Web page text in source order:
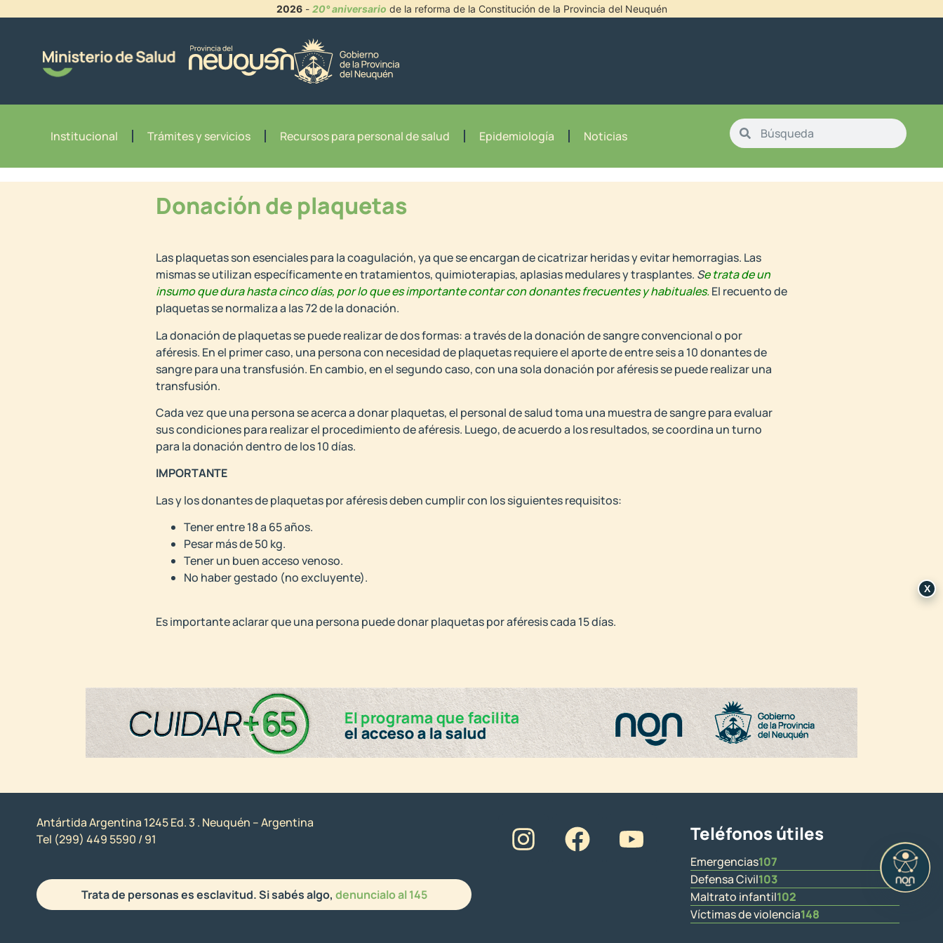
2026- 20° aniversario de la reforma de la Constitución de la Provincia del Neuquén
Institucional Trámites y servicios Recursos para personal de salud Epidemiología Noticias
Donación de plaquetas
Las plaquetas son esenciales para la coagulación, ya que se encargan de cicatrizar heridas y evitar hemorragias. Las
mismas se utilizan específicamente en tratamientos, quimioterapias, aplasias medulares y trasplantes. Se trata de un
insumo que dura hasta cinco días, por lo que es importante contar con donantes frecuentes y habituales.El recuento de
plaquetas se normaliza a las 72 de la donación.
La donación de plaquetas se puede realizar de dos formas: a través de la donación de sangre convencional o por
aféresis. En el primer caso, una persona con necesidad de plaquetas requiere el aporte de entre seis a 10 donantes de
sangre para una transfusión. En cambio, en el segundo caso, con una sola donación por aféresis se puede realizar una
transfusión.
Cada vez que una persona se acerca a donar plaquetas, el personal de salud toma una muestra de sangre para evaluar
sus condiciones para realizar el procedimiento de aféresis. Luego, de acuerdo a los resultados, se coordina un turno
para la donación dentro de los 10 días.
IMPORTANTE
Las y los donantes de plaquetas por aféresis deben cumplir con los siguientes requisitos:
Tener entre 18 a 65 años.
Pesar más de 50 kg.
Tener un buen acceso venoso.
No haber gestado (no excluyente).
Es importante aclarar que una persona puede donar plaquetas por aféresis cada 15 días.
Antártida Argentina 1245 Ed. 3 . Neuquén – Argentina
Tel (299) 449 5590 / 91
Trata de personas es esclavitud. Si sabés algo, denuncialo al 145
Teléfonos útiles
Emergencias107
Defensa Civil103
Maltrato infantil102
Víctimas de violencia148
X